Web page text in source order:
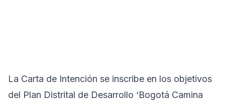
La Carta de Intención se inscribe en los objetivos
del Plan Distrital de Desarrollo ‘Bogotá Camina